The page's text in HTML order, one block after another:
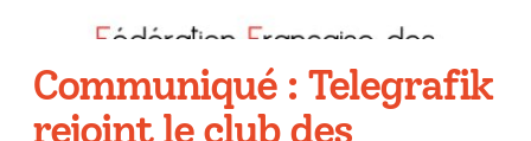
Communiqué : Telegrafik
rejoint le club des